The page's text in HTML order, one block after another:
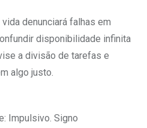
denunciará falhas em
disponibilidade infinita
a divisão de tarefas e
algo justo.
Impulsivo. Signo